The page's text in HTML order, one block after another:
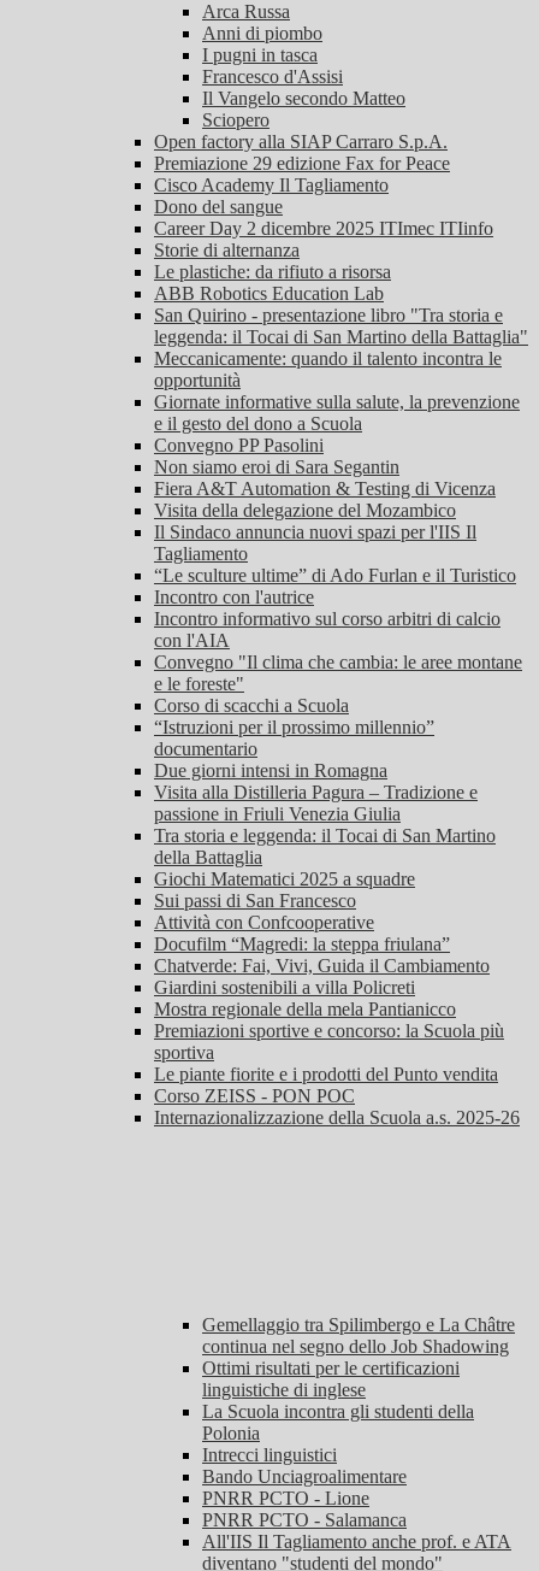
Arca Russa
Anni di piombo
I pugni in tasca
Francesco d'Assisi
Il Vangelo secondo Matteo
Sciopero
Open factory alla SIAP Carraro S.p.A.
Premiazione 29 edizione Fax for Peace
Cisco Academy Il Tagliamento
Dono del sangue
Career Day 2 dicembre 2025 ITImec ITIinfo
Storie di alternanza
Le plastiche: da rifiuto a risorsa
ABB Robotics Education Lab
San Quirino - presentazione libro "Tra storia e
leggenda: il Tocai di San Martino della Battaglia"
Meccanicamente: quando il talento incontra le
opportunità
Giornate informative sulla salute, la prevenzione
e il gesto del dono a Scuola
Convegno PP Pasolini
Non siamo eroi di Sara Segantin
Fiera A&T Automation & Testing di Vicenza
Visita della delegazione del Mozambico
Il Sindaco annuncia nuovi spazi per l'IIS Il
Tagliamento
“Le sculture ultime” di Ado Furlan e il Turistico
Incontro con l'autrice
Incontro informativo sul corso arbitri di calcio
con l'AIA
Convegno "Il clima che cambia: le aree montane
e le foreste"
Corso di scacchi a Scuola
“Istruzioni per il prossimo millennio”
documentario
Due giorni intensi in Romagna
Visita alla Distilleria Pagura – Tradizione e
passione in Friuli Venezia Giulia
Tra storia e leggenda: il Tocai di San Martino
della Battaglia
Giochi Matematici 2025 a squadre
Sui passi di San Francesco
Attività con Confcooperative
Docufilm “Magredi: la steppa friulana”
Chatverde: Fai, Vivi, Guida il Cambiamento
Giardini sostenibili a villa Policreti
Mostra regionale della mela Pantianicco
Premiazioni sportive e concorso: la Scuola più
sportiva
Le piante fiorite e i prodotti del Punto vendita
Corso ZEISS - PON POC
Internazionalizzazione della Scuola a.s. 2025-26
Gemellaggio tra Spilimbergo e La Châtre
continua nel segno dello Job Shadowing
Ottimi risultati per le certificazioni
linguistiche di inglese
La Scuola incontra gli studenti della
Polonia
Intrecci linguistici
Bando Unciagroalimentare
PNRR PCTO - Lione
PNRR PCTO - Salamanca
All'IIS Il Tagliamento anche prof. e ATA
diventano "studenti del mondo"